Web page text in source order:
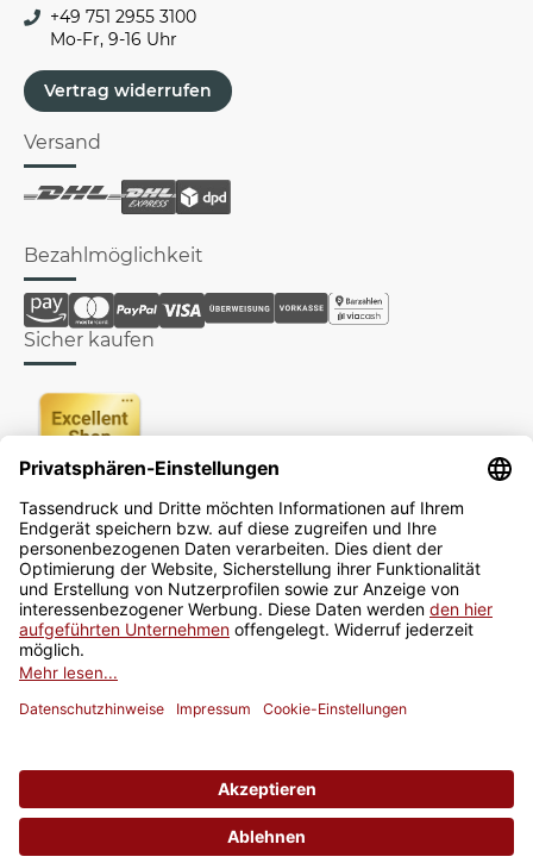
+49 751 2955 3100
Mo-Fr, 9-16 Uhr
Vertrag widerrufen
Versand
Bezahlmöglichkeit
Sicher kaufen
Newsletter